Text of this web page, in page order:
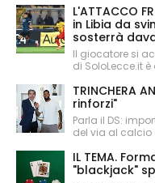
L'ATTACCO
in Libia da
sosterrà
Il giocatore si
di SoloLecce.it
TRINCHERA
rinforzi"
Parla il DS:
del via al calcio
IL TEMA.
"blackjack"